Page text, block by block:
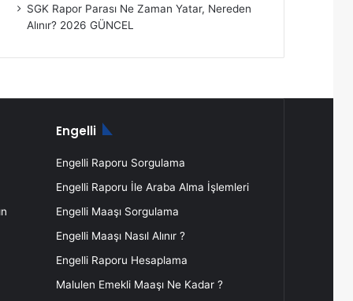
SGK Rapor Parası Ne Zaman Yatar, Nereden
Alınır? 2026 GÜNCEL
Engelli
Engelli Raporu Sorgulama
Engelli Raporu İle Araba Alma İşlemleri
Engelli Maaşı Sorgulama
Engelli Maaşı Nasıl Alınır ?
Engelli Raporu Hesaplama
Malulen Emekli Maaşı Ne Kadar ?